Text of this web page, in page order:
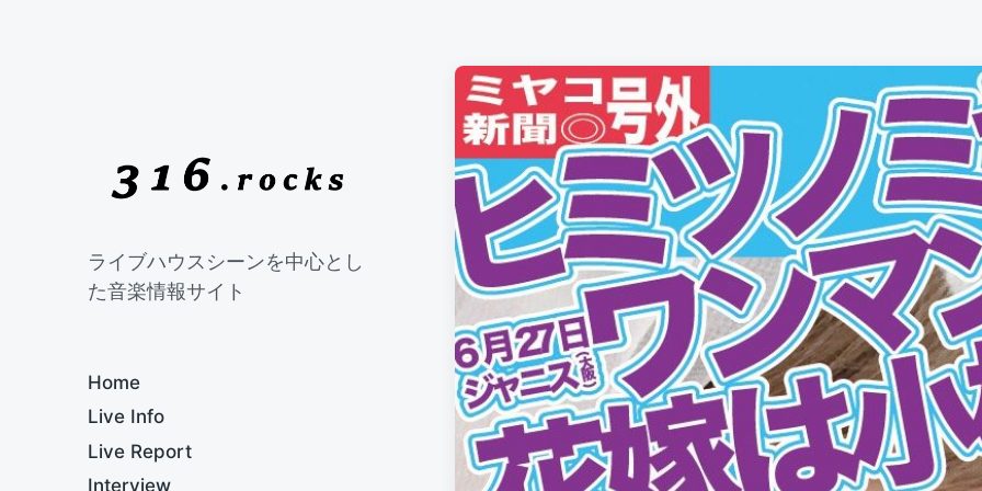
ライブハウスシーンを中心とし
た音楽情報サイト
Home
Live Info
Live Report
Interview